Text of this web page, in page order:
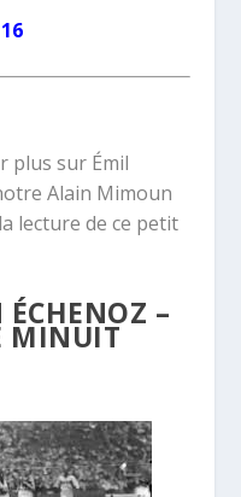
plus sur Émil
Alain Mimoun
lecture de ce petit
ÉCHENOZ –
MINUIT